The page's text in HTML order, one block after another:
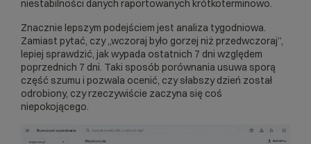
niestabilności danych raportowanych krótkoterminowo.
Znacznie lepszym podejściem jest analiza tygodniowa.
Zamiast pytać, czy „wczoraj było gorzej niż przedwczoraj”,
lepiej sprawdzić, jak wypada ostatnich 7 dni względem
poprzednich 7 dni. Taki sposób porównania usuwa sporą
część szumu i pozwala ocenić, czy słabszy dzień został
odrobiony, czy rzeczywiście zaczyna się coś
niepokojącego.